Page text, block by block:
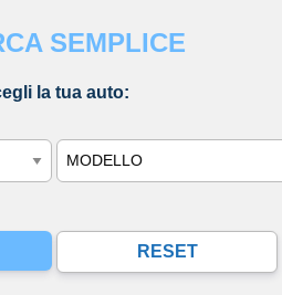
SEMPLICE
la tua auto:
Modello